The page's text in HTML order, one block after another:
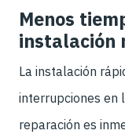
Menos
instalación
La instalación
interrupciones en
reparación es